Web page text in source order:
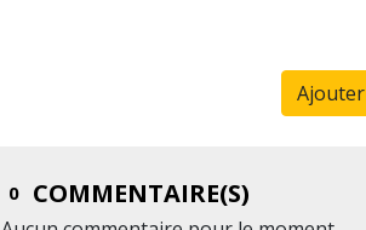
0 COMMENTAIRE(S)